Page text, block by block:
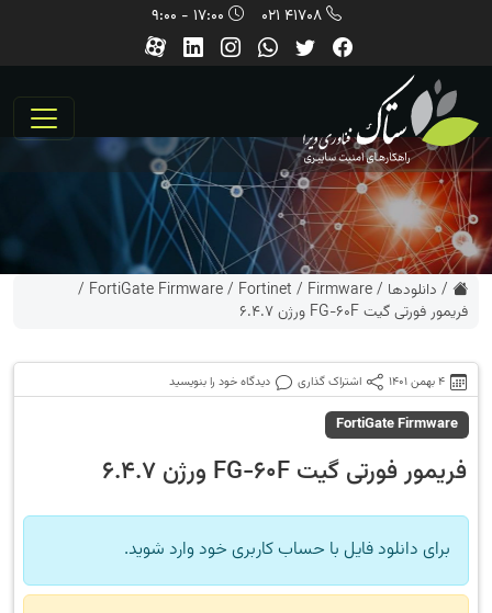
41708 021
/ دانلودها /
Firmware
/
Fortinet
/
FortiGate Firmware
/
فریمور فورتی گیت FG-60F ورژن 6.4.7
4 بهمن 1401 اشتراک گذاری دیدگاه خود را بنویسید
FortiGate Firmware
فریمور فورتی گیت FG-60F ورژن 6.4.7
برای دانلود فایل با حساب کاربری خود وارد شوید.